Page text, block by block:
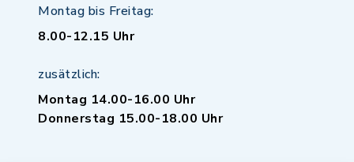
Montag bis Freitag:
8.00-12.15 Uhr
zusätzlich:
Montag 14.00-16.00 Uhr
Donnerstag 15.00-18.00 Uhr